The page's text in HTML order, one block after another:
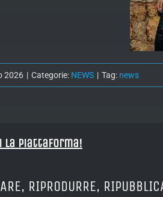
2026 | Categorie: NEWS | Tag: news
la piattaforma!
RIPRODURRE,